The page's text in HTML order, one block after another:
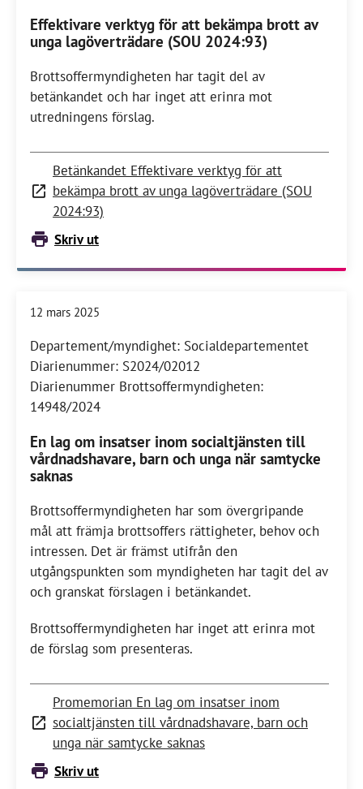
Effektivare verktyg för att bekämpa brott av
unga lagöverträdare (SOU 2024:93)
Brottsoffermyndigheten har tagit del av
betänkandet och har inget att erinra mot
utredningens förslag.
Betänkandet Effektivare verktyg för att
bekämpa brott av unga lagöverträdare (SOU
2024:93)
Skriv ut
12 mars 2025
Departement/myndighet: Socialdepartementet
Diarienummer: S2024/02012
Diarienummer Brottsoffermyndigheten:
14948/2024
En lag om insatser inom socialtjänsten till
vårdnadshavare, barn och unga när samtycke
saknas
Brottsoffermyndigheten har som övergripande
mål att främja brottsoffers rättigheter, behov och
intressen. Det är främst utifrån den
utgångspunkten som myndigheten har tagit del av
och granskat förslagen i betänkandet.
Brottsoffermyndigheten har inget att erinra mot
de förslag som presenteras.
Promemorian En lag om insatser inom
socialtjänsten till vårdnadshavare, barn och
unga när samtycke saknas
Skriv ut